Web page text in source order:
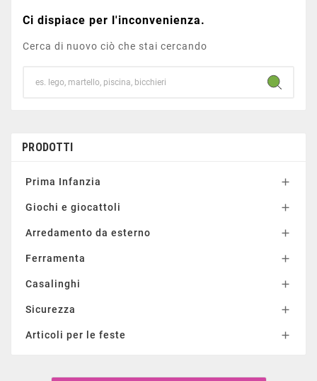
Ci dispiace per l'inconvenienza.
Cerca di nuovo ciò che stai cercando
PRODOTTI
Prima Infanzia 
Giochi e giocattoli 
Arredamento da esterno 
Ferramenta 
Casalinghi 
Sicurezza 
Articoli per le feste 